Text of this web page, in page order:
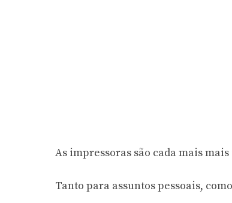
As impressoras são cada mais
Tanto para assuntos pessoais,